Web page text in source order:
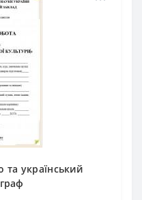
український